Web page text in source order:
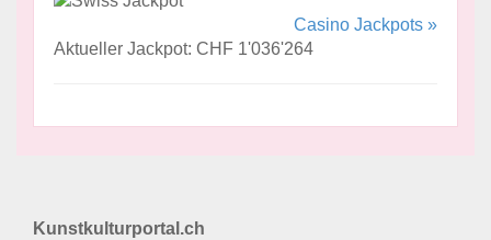
Casino Jackpots »
Aktueller Jackpot: CHF 1'036'264
Kunstkulturportal.ch